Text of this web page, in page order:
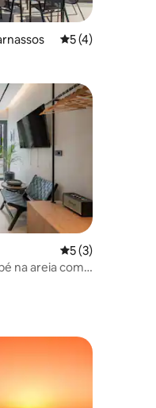
5 de uma
5 (4)
5 de uma
5 (3)
na areia com